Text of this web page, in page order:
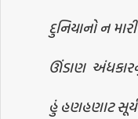
દુનિયાનો ન
ઊંડાણ
હું હણહણાટ